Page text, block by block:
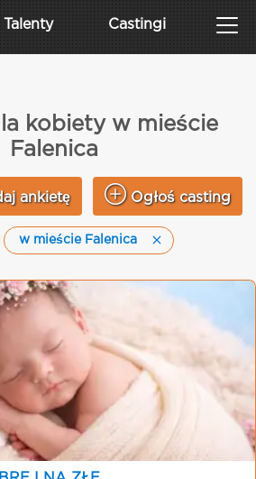
Talenty Castingi
kobiety w mieście
Falenica
ankietę Ogłoś casting
w mieście Falenica